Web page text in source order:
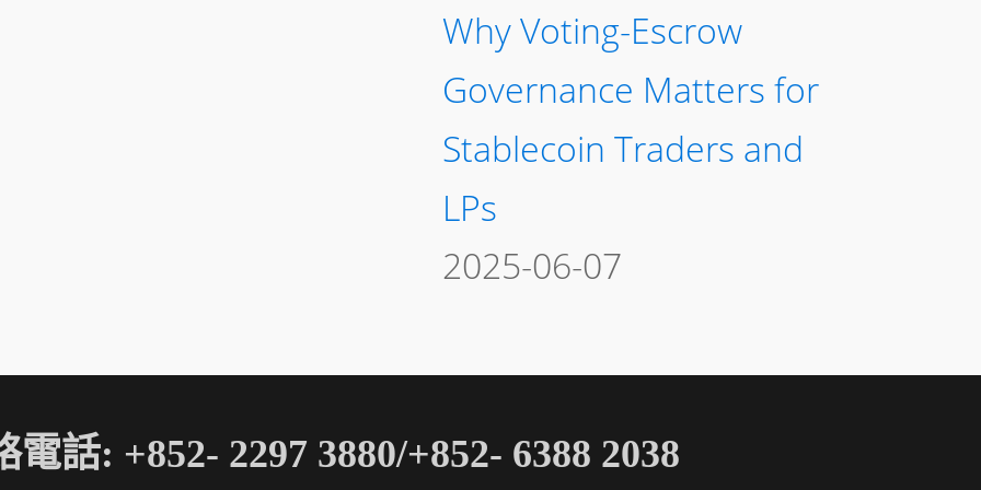
Why Voting-Escrow
Governance Matters for
Stablecoin Traders and
LPs
2025-06-07
電話: +852- 2297 3880/+852- 6388 2038